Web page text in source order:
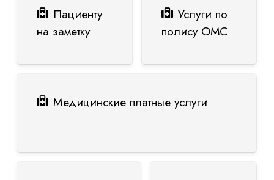
Пациенту
на заметку
Услуги по
полису ОМС
Медицинские платные услуги